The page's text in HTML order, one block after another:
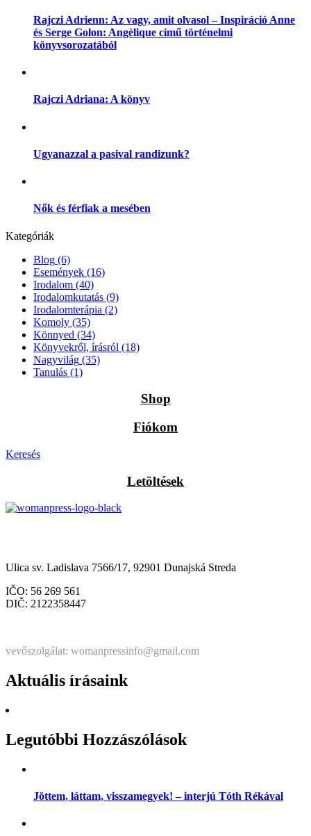
Rajczi Adrienn: Az vagy, amit olvasol – Inspiráció Anne
és Serge Golon: Angèlique című történelmi
könyvsorozatából
Rajczi Adriana: A könyv
Ugyanazzal a pasival randizunk?
Nők és férfiak a mesében
Kategóriák
Blog (6)
Események (16)
Irodalom (40)
Irodalomkutatás (9)
Irodalomterápia (2)
Komoly (35)
Könnyed (34)
Könyvekről, írásról (18)
Nagyvilág (35)
Tanulás (1)
Shop
Fiókom
Keresés
Letöltések
Ulica sv. Ladislava 7566/17, 92901 Dunajská Streda
IČO: 56 269 561
DIČ: 2122358447
vevőszolgálat: womanpressinfo@gmail.com
Aktuális írásaink
Legutóbbi Hozzászólások
Jöttem, láttam, visszamegyek! – interjú Tóth Rékával